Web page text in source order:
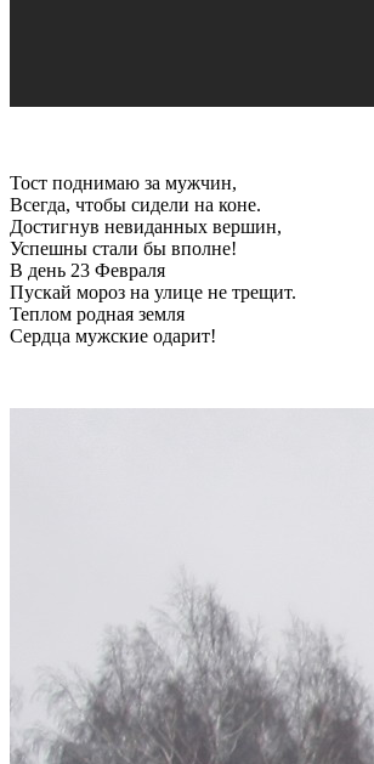
Тост поднимаю за мужчин,
Всегда, чтобы сидели на коне.
Достигнув невиданных вершин,
Успешны стали бы вполне!
В день 23 Февраля
Пускай мороз на улице не трещит.
Теплом родная земля
Сердца мужские одарит!